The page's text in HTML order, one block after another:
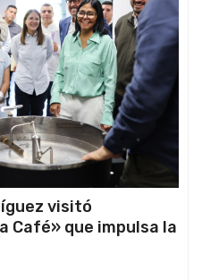
visitó
Café» que impulsa la
mercados